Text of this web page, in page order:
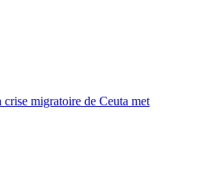
crise migratoire de Ceuta met